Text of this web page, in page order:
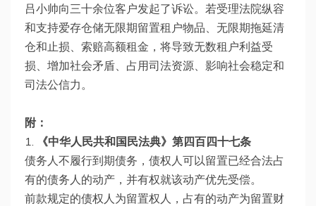
吕小帅向三十余位客户发起了诉讼。若受理法院纵容
和支持爱存仓储无限期留置租户物品、无限期拖延清
仓和止损、索赔高额租金，将导致无数租户利益受
损、增加社会矛盾、占用司法资源、影响社会稳定和
司法公信力。
附：
1.
《中华人民共和国民法典》第四百四十七条
债务人不履行到期债务，债权人可以留置已经合法占
有的债务人的动产，并有权就该动产优先受偿。
前款规定的债权人为留置权人，占有的动产为留置财